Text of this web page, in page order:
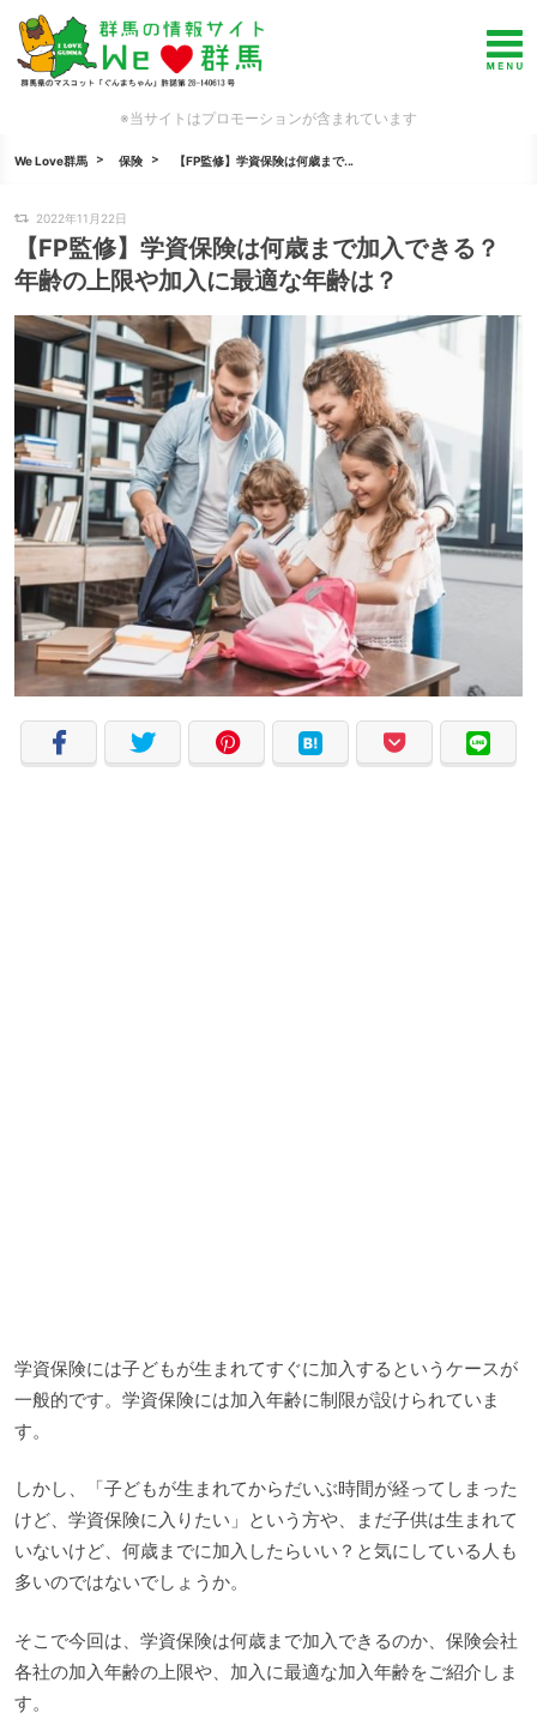
※当サイトはプロモーションが含まれています
We Love群馬 保険 【FP監修】学資保険は何歳まで...
2022年11月22日
【FP監修】学資保険は何歳まで加入できる？
年齢の上限や加入に最適な年齢は？
学資保険には子どもが生まれてすぐに加入するというケースが
一般的です。学資保険には加入年齢に制限が設けられていま
す。
しかし、「子どもが生まれてからだいぶ時間が経ってしまった
けど、学資保険に入りたい」という方や、まだ子供は生まれて
いないけど、何歳までに加入したらいい？と気にしている人も
多いのではないでしょうか。
そこで今回は、学資保険は何歳まで加入できるのか、保険会社
各社の加入年齢の上限や、加入に最適な加入年齢をご紹介しま
す。